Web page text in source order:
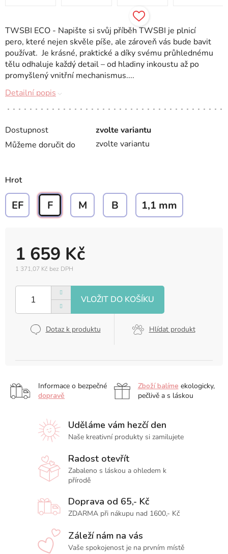
Dostupnost
zvolte variantu
Můžeme doručit do
zvolte variantu
1 659 Kč
1 371,07 Kč bez DPH
cena:
Dotaz k produktu Hlídat produkt
Hrot
EF F M B 1,1 mm
TWSBI ECO - Napište si svůj příběh TWSBI je plnicí
pero, které nejen skvěle píše, ale zároveň vás bude bavit
používat. Je krásné, praktické a díky svému průhlednému
tělu odhaluje každý detail – od hladiny inkoustu až po
promyšlený vnitřní mechanismus....
Detailní popis
Informace o bezpečné
dopravě
Zboží balíme ekologicky,
pečlivě a s láskou
Uděláme vám hezčí den
Naše kreativní produkty si zamilujete
Radost otevřít
Zabaleno s láskou a ohledem k
přírodě
Doprava od 65,- Kč
ZDARMA při nákupu nad 1600,- Kč
Záleží nám na vás
Vaše spokojenost je na prvním místě